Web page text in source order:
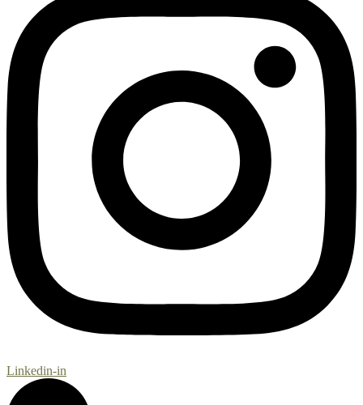
Linkedin-in